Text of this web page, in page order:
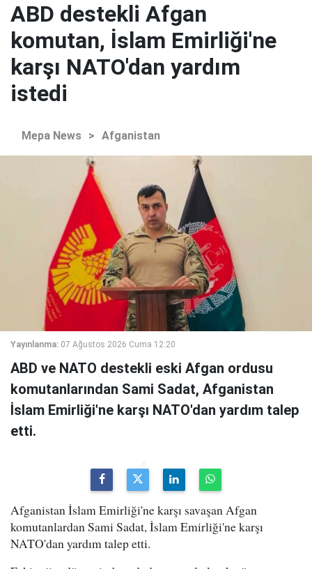
ABD destekli Afgan
komutan, İslam Emirliği'ne
karşı NATO'dan yardım
istedi
Mepa News > Afganistan
Yayınlanma: 07 Ağustos 2026 Cuma 12:20
ABD ve NATO destekli eski Afgan ordusu
komutanlarından Sami Sadat, Afganistan
İslam Emirliği'ne karşı NATO'dan yardım talep
etti.
Afganistan İslam Emirliği'ne karşı savaşan Afgan
komutanlardan Sami Sadat, İslam Emirliği'ne karşı
NATO'dan yardım talep etti.